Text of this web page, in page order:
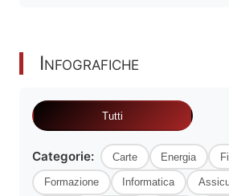
Infografiche
Tutti
Categorie: Carte Energia
Formazione Informatica